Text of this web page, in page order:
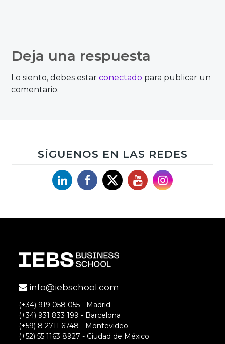
Deja una respuesta
Lo siento, debes estarconectado para publicar un
comentario.
SÍGUENOS EN LAS REDES
LinkedinFacebook
X YouTubeInstagram
info@iebschool.com
(+34) 919 058 055 - Madrid
(+34) 931 833 199 - Barcelona
(+59) 8 2711 6748 - Montevideo
(+52) 55 1163 8927 - Ciudad de México